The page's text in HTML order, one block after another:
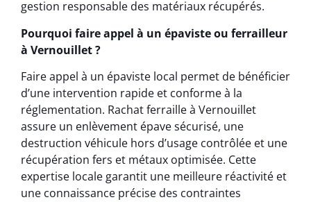
gestion responsable des matériaux récupérés.
Pourquoi faire appel à un épaviste ou ferrailleur
à Vernouillet ?
Faire appel à un épaviste local permet de bénéficier
d’une intervention rapide et conforme à la
réglementation. Rachat ferraille à Vernouillet
assure un enlèvement épave sécurisé, une
destruction véhicule hors d’usage contrôlée et une
récupération fers et métaux optimisée. Cette
expertise locale garantit une meilleure réactivité et
une connaissance précise des contraintes